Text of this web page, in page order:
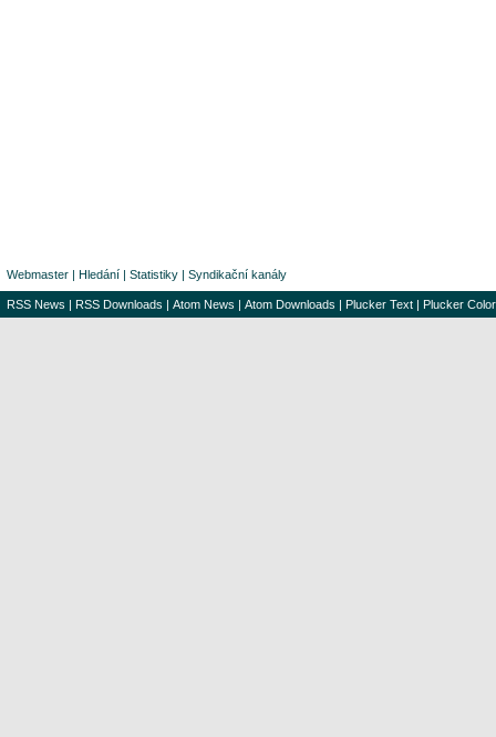
Webmaster | Hledání | Statistiky | Syndikační kanály
RSS News | RSS Downloads | Atom News | Atom Downloads | Plucker Text | Plucker Color